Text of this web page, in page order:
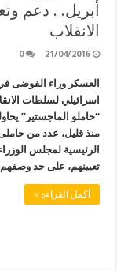
أبريل. . دعم
الانقلاب
21/04/2016
0
اسرائيلي لسلطات
“حاملو الماجستير”
الرئيسية لمجلس
تعيينهم، على حد
أكمل القراءة »